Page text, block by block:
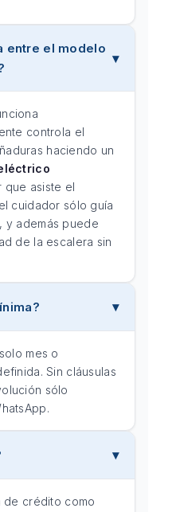
entre el modelo
controla el
haciendo un
que asiste el
cuidador sólo guía
y además puede
de la escalera sin
mes o
Sin cláusulas
sólo
de crédito como